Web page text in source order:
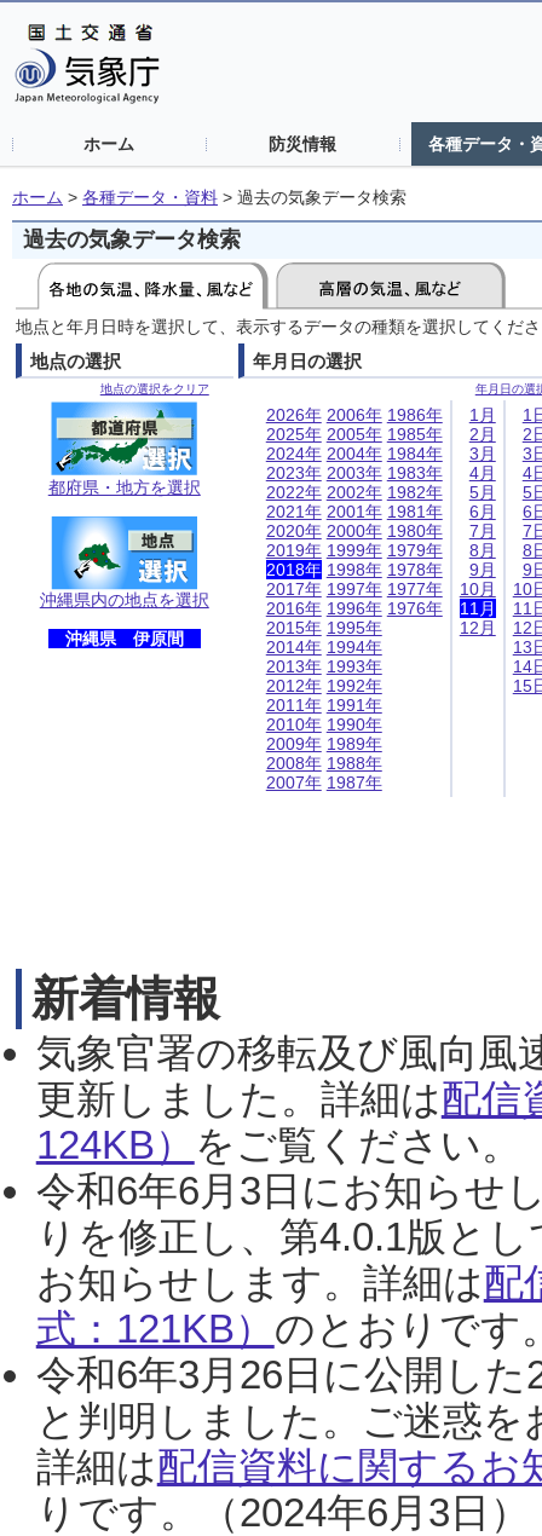
ホーム 防災情報 各種データ・
ホーム > 各種データ・資料 > 過去の気象データ検索
過去の気象データ検索
地点と年月日時を選択して、表示するデータの種類を選択してくだ
地点の選択
地点の選択をクリア
都府県・地方を選択
沖縄県内の地点を選択
沖縄県 伊原間
年月日の選択
年月日の選
2026年
2025年
2024年
2023年
2022年
2021年
2020年
2019年
2018年
2017年
2016年
2015年
2014年
2013年
2012年
2011年
2010年
2009年
2008年
2007年
2006年
2005年
2004年
2003年
2002年
2001年
2000年
1999年
1998年
1997年
1996年
1995年
1994年
1993年
1992年
1991年
1990年
1989年
1988年
1987年
1986年
1985年
1984年
1983年
1982年
1981年
1980年
1979年
1978年
1977年
1976年
1月
2月
3月
4月
5月
6月
7月
8月
9月
10月
11月
12月
1
2
3
4
5
6
7
8
9
10
11
12
13
14
15
新着情報
気象官署の移転及び風向風
更新しました。詳細は配信
124KB） をご覧ください。
令和6年6月3日にお知らせ
りを修正し、第4.0.1版と
お知らせします。詳細は配
式：121KB） のとおりです
令和6年3月26日に公開し
と判明しました。ご迷惑
詳細は配信資料に関するお
りです。（2024年6月3日）